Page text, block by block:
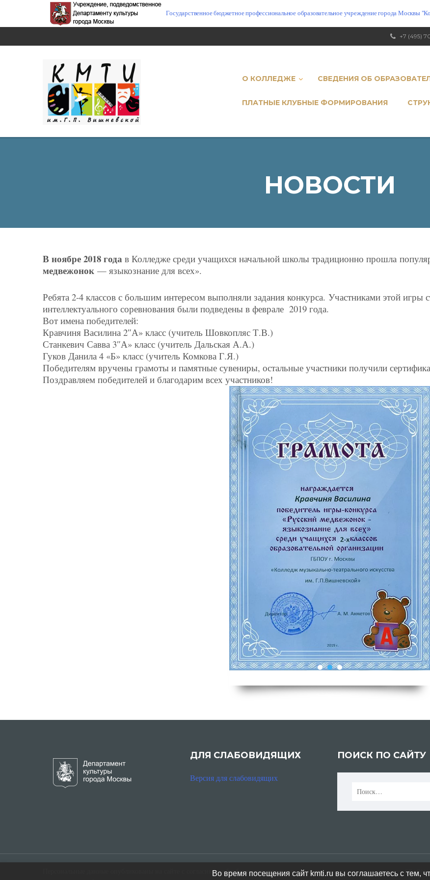
Государственное бюджетное профессиональное образовательное учреждение города Москвы
+7 (495)
О КОЛЛЕДЖЕ СВЕДЕНИЯ ОБ
ПЛАТНЫЕ КЛУБНЫЕ ФОРМИРОВАНИЯ
НОВОСТИ
В ноябре 2018 года в Колледже среди учащихся начальной школы традиционно прошла
медвежонок — языкознание для всех».
Ребята 2-4 классов с большим интересом выполняли задания конкурса. Участниками этой
интеллектуального соревнования были подведены в феврале 2019 года.
Вот имена победителей:
Кравчиня Василина 2″А» класс (учитель Шовкопляс Т.В.)
Станкевич Савва 3″А» класс (учитель Дальская А.А.)
Гуков Данила 4 «Б» класс (учитель Комкова Г.Я.)
Победителям вручены грамоты и памятные сувениры, остальные участники получили
Поздравляем победителей и благодарим всех участников!
ДЛЯ СЛАБОВИДЯЩИХ
Версия для слабовидящих
ПОИСК ПО САЙТУ
Найти:
Персональные данные опубликованы на сайте с согласия на обработку персональных данных,
Во время посещения сайт kmti.ru вы соглашаетесь с тем,